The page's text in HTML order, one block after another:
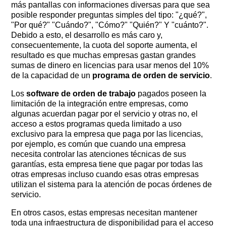
más pantallas con informaciones diversas para que sea
posible responder preguntas simples del tipo: "¿qué?", ​​
"Por qué?" "Cuándo?", "Cómo?" "Quién?" Y "cuánto?".
Debido a esto, el desarrollo es más caro y,
consecuentemente, la cuota del soporte aumenta, el
resultado es que muchas empresas gastan grandes
sumas de dinero en licencias para usar menos del 10%
de la capacidad de un programa de orden de servicio.
Lossoftware de orden de trabajo pagados poseen la
limitación de la integración entre empresas, como
algunas acuerdan pagar por el servicio y otras no, el
acceso a estos programas queda limitado a uso
exclusivo para la empresa que paga por las licencias,
por ejemplo, es común que cuando una empresa
necesita controlar las atenciones técnicas de sus
garantías, esta empresa tiene que pagar por todas las
otras empresas incluso cuando esas otras empresas
utilizan el sistema para la atención de pocas órdenes de
servicio.
En otros casos, estas empresas necesitan mantener
toda una infraestructura de disponibilidad para el acceso